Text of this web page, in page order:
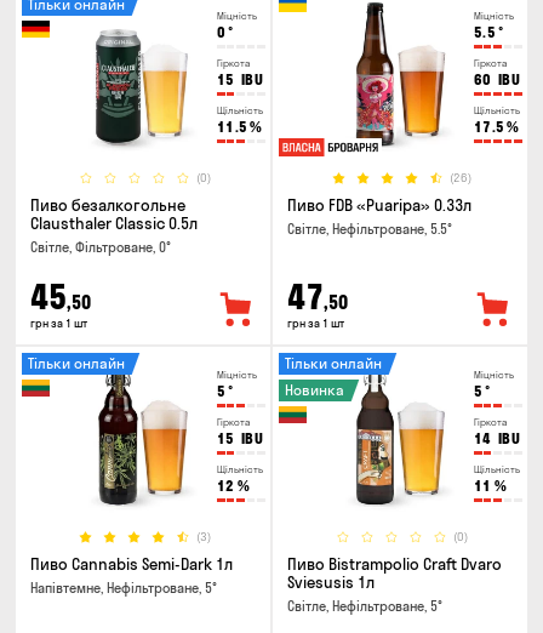
Міцність
0 °
Гіркота
15 IBU
Щільність
11.5 %
(0)
Тільки онлайн
Пиво безалкогольне
Clausthaler Classic 0.5л
Світле, Фільтроване, 0°
45,50
грн за 1 шт
Міцність
5.5 °
Гіркота
60 IBU
Щільність
17.5 %
(26)
Пиво FDB «Puaripa» 0.33л
Світле, Нефільтроване, 5.5°
47,50
грн за 1 шт
Міцність
5 °
Гіркота
15 IBU
Щільність
12 %
(3)
Тільки онлайн
Пиво Cannabis Semi-Dark 1л
Напівтемне, Нефільтроване, 5°
Міцність
5 °
Гіркота
14 IBU
Щільність
11 %
(0)
Тільки онлайн
Новинка
Пиво Bistrampolio Craft Dvaro
Sviesusis 1л
Світле, Нефільтроване, 5°